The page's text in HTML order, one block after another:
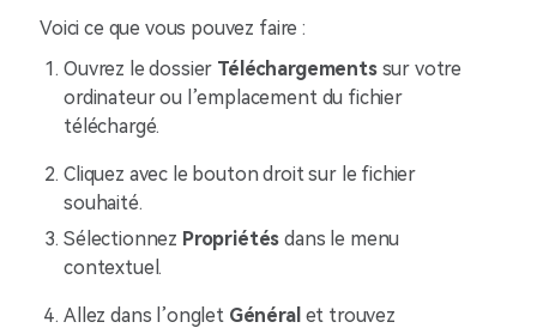
Voici ce que vous pouvez faire :
Ouvrez le dossier Téléchargementssur votre
ordinateur ou l’emplacement du fichier
téléchargé.
Cliquez avec le bouton droit sur le fichier
souhaité.
Sélectionnez Propriétés dans le menu
contextuel.
Allez dans l’onglet Général et trouvez